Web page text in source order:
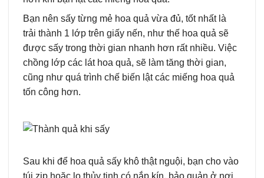
Bạn nên sấy từng mẻ hoa quả vừa đủ, tốt nhất là
trải thành 1 lớp trên giấy nến, như thế hoa quả sẽ
được sấy trong thời gian nhanh hơn rất nhiều. Việc
chồng lớp các lát hoa quả, sẽ làm tăng thời gian,
cũng như quá trình chế biến lật các miếng hoa quả
tốn công hơn.
Sau khi để hoa quả sấy khô thật nguội, bạn cho vào
túi zip hoặc lọ thủy tinh có nắp kín, bảo quản ở nơi